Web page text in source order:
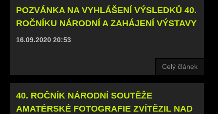
POZVÁNKA NA VYHLÁŠENÍ VÝSLEDKŮ 40.
ROČNÍKU NÁRODNÍ A ZAHÁJENÍ VÝSTAVY
16.09.2020 20:53
Celý článek
40. ROČNÍK NÁRODNÍ SOUTĚŽE
AMATÉRSKÉ FOTOGRAFIE ZVÍTĚZIL NAD